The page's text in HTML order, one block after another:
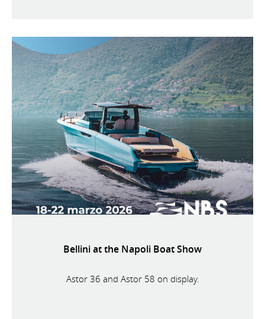
Bellini at the Napoli Boat Show
Astor 36 and Astor 58 on display.